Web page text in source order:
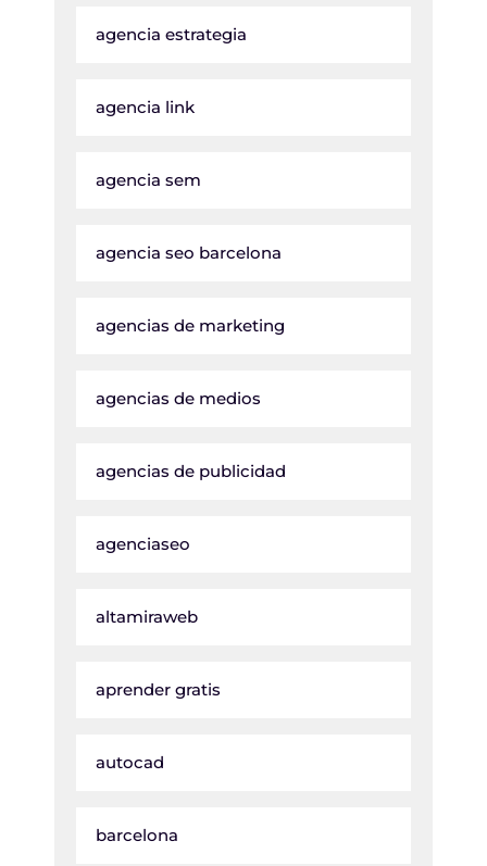
agencia estrategia
agencia link
agencia sem
agencia seo barcelona
agencias de marketing
agencias de medios
agencias de publicidad
agenciaseo
altamiraweb
aprender gratis
autocad
barcelona